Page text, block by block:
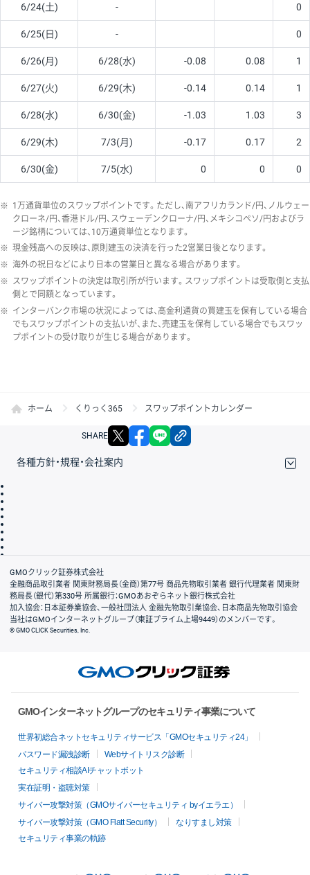
6/24(土) - 0
6/25(日) - 0
6/26(月) 6/28(水) -0.08 0.08 1
6/27(火) 6/29(木) -0.14 0.14 1
6/28(水) 6/30(金) -1.03 1.03 3
6/29(木) 7/3(月) -0.17 0.17 2
6/30(金) 7/5(水) 0 0 0
※ 1万通貨単位のスワップポイントです。ただし、南アフリカランド/円、ノルウェー
クローネ/円、香港ドル/円、スウェーデンクローナ/円、メキシコペソ/円およびラ
ージ銘柄については、10万通貨単位となります。
※ 現金残高への反映は、原則建玉の決済を行った2営業日後となります。
※ 海外の祝日などにより日本の営業日と異なる場合があります。
※ スワップポイントの決定は取引所が行います。スワップポイントは受取側と支払
側とで同額となっています。
※ インターバンク市場の状況によっては、高金利通貨の買建玉を保有している場合
でもスワップポイントの支払いが、また、売建玉を保有している場合でもスワッ
プポイントの受け取りが生じる場合があります。
ホーム くりっく365 スワップポイントカレンダー
SHARE X facebook
各種方針・規程・会社案内
会社案内
GMOクリック証券株式会社
金融商品取引業者 関東財務局長（金商）第77号 商品先物取引業者 銀行代理業者 関東財
務局長（銀代）第330号 所属銀行：GMOあおぞらネット銀行株式会社
加入協会：日本証券業協会、一般社団法人 金融先物取引業協会、日本商品先物取引協会
当社はGMOインターネットグループ（東証プライム上場9449）のメンバーです。
© GMO CLICK Securities, Inc.
GMOインターネットグループのセキュリティ事業について
世界初総合ネットセキュリティサービス「GMOセキュリティ24」
パスワード漏洩診断
Webサイトリスク診断
セキュリティ相談AIチャットボット
実在証明・盗聴対策
サイバー攻撃対策（GMOサイバーセキュリティ byイエラエ）
サイバー攻撃対策（GMO Flatt Security）
なりすまし対策
セキュリティ事業の軌跡